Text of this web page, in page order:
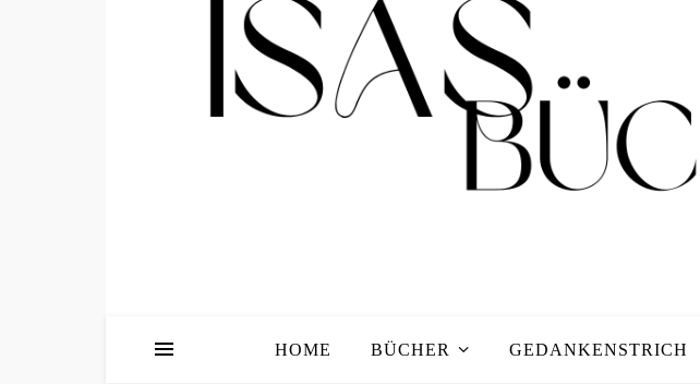
HOME BÜCHER GEDANKENSTRICH